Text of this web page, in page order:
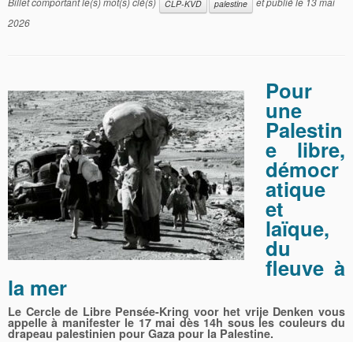
CLP-KVD palestine
2026
Pour
une
Palestin
e libre,
démocr
atique
et
laïque,
du
fleuve à
la mer
Le Cercle de Libre Pensée-Kring voor het vrije Denken vous
appelle à manifester le 17 mai dès 14h sous les couleurs du
drapeau palestinien pour Gaza pour la Palestine.